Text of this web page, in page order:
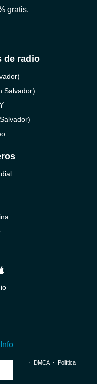
gratis.
de radio
Salvador)
・ DMCA・ Política
Info